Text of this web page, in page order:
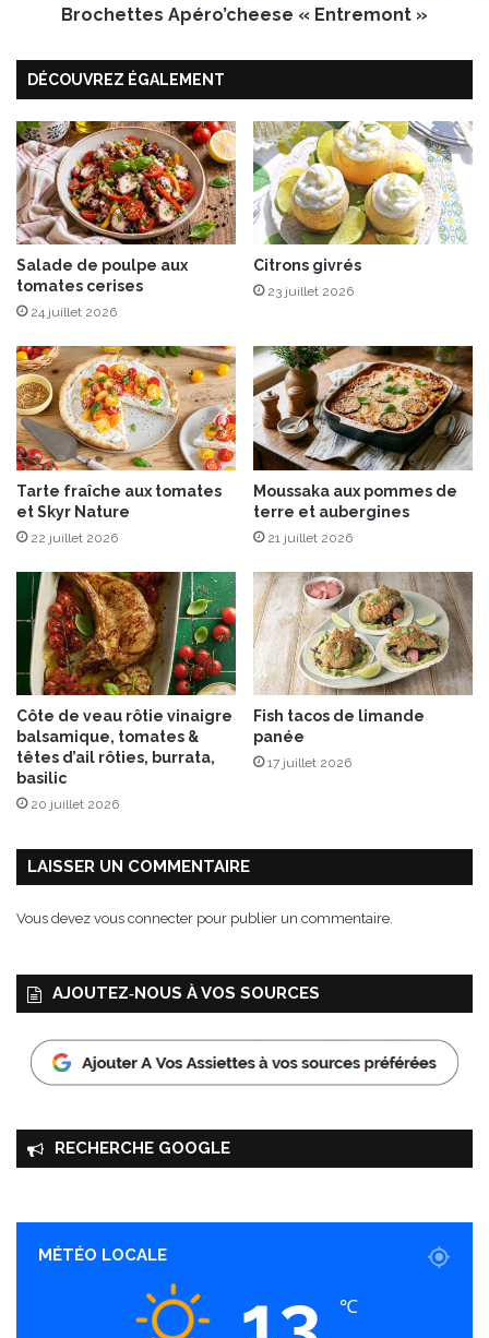
p
o
’
c
h
e
e
s
e
«
n
t
r
e
m
o
n
t
»
Brochettes Apéro’cheese « Entremont »
DÉCOUVREZ ÉGALEMENT
Salade de poulpe aux
tomates cerises
24 juillet 2026
Citrons givrés
23 juillet 2026
Tarte fraîche aux tomates
et Skyr Nature
22 juillet 2026
Moussaka aux pommes de
terre et aubergines
21 juillet 2026
Côte de veau rôtie vinaigre
balsamique, tomates &
têtes d’ail rôties, burrata,
basilic
20 juillet 2026
Fish tacos de limande
panée
17 juillet 2026
LAISSER UN COMMENTAIRE
Vous devez vous connecter pour publier un commentaire.
AJOUTEZ‑NOUS À VOS SOURCES
RECHERCHE GOOGLE
MÉTÉO LOCALE
℃